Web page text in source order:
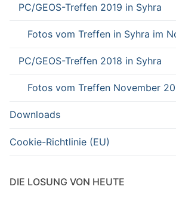
PC/GEOS-Treffen 2019 in Syhra
Fotos vom Treffen in Syhra im
PC/GEOS-Treffen 2018 in Syhra
Fotos vom Treffen November
Downloads
Cookie-Richtlinie (EU)
DIE LOSUNG VON HEUTE